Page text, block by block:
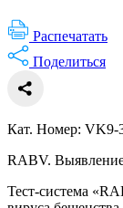
Распечатать
Поделиться
Кат. Номер: VK9-
RABV.
Тест-система